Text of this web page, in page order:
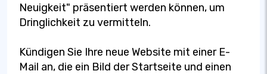
Neuigkeit" präsentiert werden können, um
Dringlichkeit zu vermitteln.
Kündigen Sie Ihre neue Website mit einer E-
Mail an, die ein Bild der Startseite und einen